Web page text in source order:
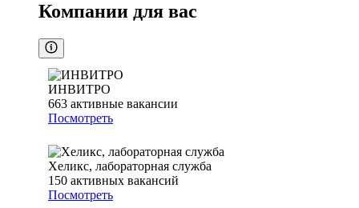
Компании для вас
ИНВИТРО
663 активные вакансии
Посмотреть
Хеликс, лабораторная служба
150 активных вакансий
Посмотреть